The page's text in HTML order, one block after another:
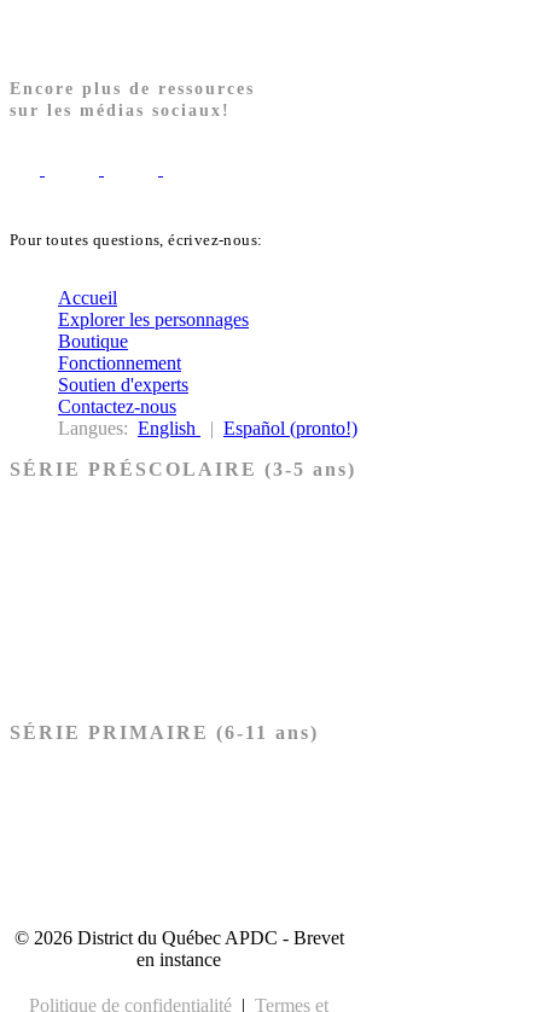
Encore plus de ressources
sur les médias sociaux!
Pour toutes questions, écrivez-nous:
Accueil
Explorer les personnages
Boutique
Fonctionnement
Soutien d'experts
Contactez-nous
Langues: English | Español (pronto!)
SÉRIE PRÉSCOLAIRE (3-5 ans)
SÉRIE PRIMAIRE (6-11 ans)
© 2026 District du Québec APDC - Brevet
en instance
Politique de confidentialité | Termes et